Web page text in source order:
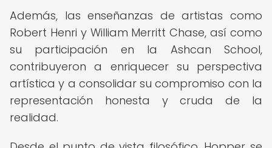
Además, las enseñanzas de artistas como
Robert Henri y William Merritt Chase, así como
su participación en la Ashcan School,
contribuyeron a enriquecer su perspectiva
artística y a consolidar su compromiso con la
representación honesta y cruda de la
realidad.